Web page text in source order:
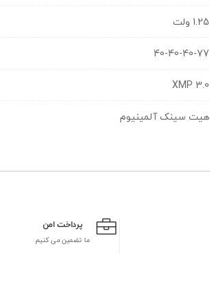
1.25 ولت
40-40-40-77
XMP 3.0
هیت سینک آلمینیوم
پرداخت امن
ما تضمین می کنیم